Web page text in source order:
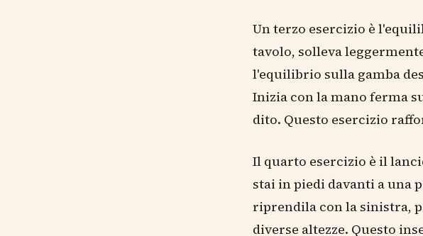
Un terzo esercizio è
tavolo, solleva
l'equilibrio sulla gamba
Inizia con la mano ferma
dito. Questo esercizio
Il quarto esercizio è il
stai in piedi davanti a una
riprendila con la sinistra,
diverse altezze. Questo